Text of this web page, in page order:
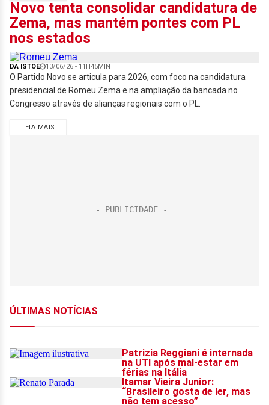
Novo tenta consolidar candidatura de
Zema, mas mantém pontes com PL
nos estados
DA ISTOÉ 13/06/26 - 11H45MIN
O Partido Novo se articula para 2026, com foco na candidatura
presidencial de Romeu Zema e na ampliação da bancada no
Congresso através de alianças regionais com o PL.
LEIA MAIS